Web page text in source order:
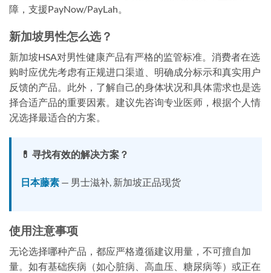
障，支援PayNow/PayLah。
新加坡男性怎么选？
新加坡HSA对男性健康产品有严格的监管标准。消费者在选
购时应优先考虑有正规进口渠道、明确成分标示和真实用户
反馈的产品。此外，了解自己的身体状况和具体需求也是选
择合适产品的重要因素。建议先咨询专业医师，根据个人情
况选择最适合的方案。
💊 寻找有效的解决方案？
日本藤素 — 男士滋补, 新加坡正品现货
使用注意事项
无论选择哪种产品，都应严格遵循建议用量，不可擅自加
量。如有基础疾病（如心脏病、高血压、糖尿病等）或正在